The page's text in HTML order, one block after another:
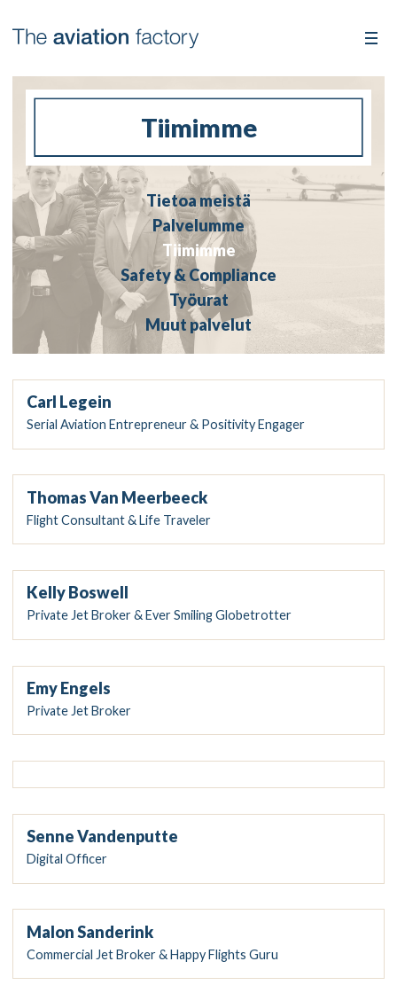
Tiimimme
Tietoa meistä
Palvelumme
Tiimimme
Safety & Compliance
Työurat
Muut palvelut
Carl Legein
Serial Aviation Entrepreneur & Positivity Engager
Thomas Van Meerbeeck
Flight Consultant & Life Traveler
Kelly Boswell
Private Jet Broker & Ever Smiling Globetrotter
Emy Engels
Private Jet Broker
Senne Vandenputte
Digital Officer
Malon Sanderink
Commercial Jet Broker & Happy Flights Guru